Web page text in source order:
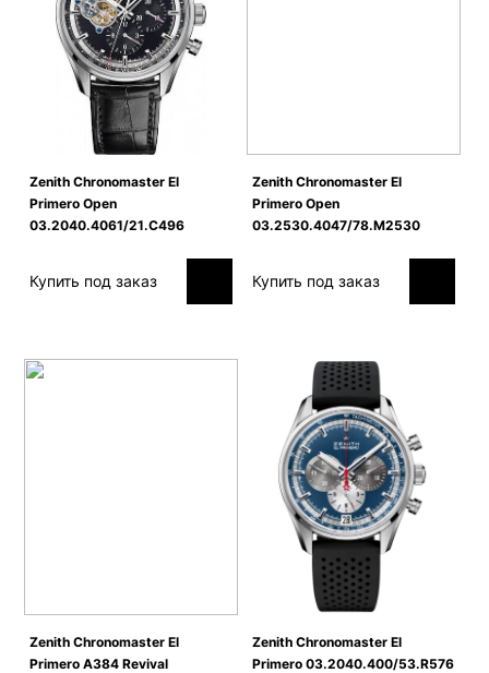
Zenith Сhronomaster El
Primero Open
03.2040.4061/21.C496
Купить под заказ
Zenith Сhronomaster El
Primero Open
03.2530.4047/78.M2530
Купить под заказ
Zenith Сhronomaster El
Primero A384 Revival
Zenith Сhronomaster El
Primero 03.2040.400/53.R576